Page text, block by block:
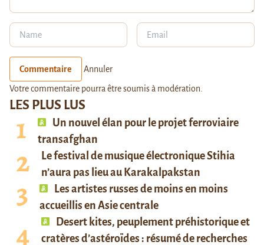
LES PLUS LUS
Un nouvel élan pour le projet ferroviaire
transafghan
Le festival de musique électronique Stihia
n’aura pas lieu au Karakalpakstan
Les artistes russes de moins en moins
accueillis en Asie centrale
Desert kites, peuplement préhistorique et
cratères d’astéroïdes : résumé de recherches
Commentaire Annuler
Votre commentaire pourra être soumis à modération.